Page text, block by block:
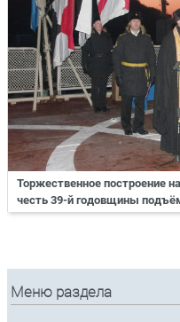
Торжественное построение
честь 39-й годовщины
Меню раздела